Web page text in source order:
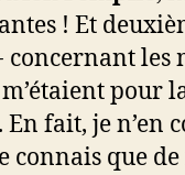
! Et
concernant les
pour
. En fait, je n’en
connais que